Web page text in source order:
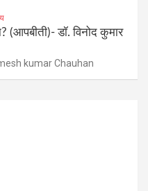
(आपबीती)​- डॉ. विनोद कुमार
kumar Chauhan